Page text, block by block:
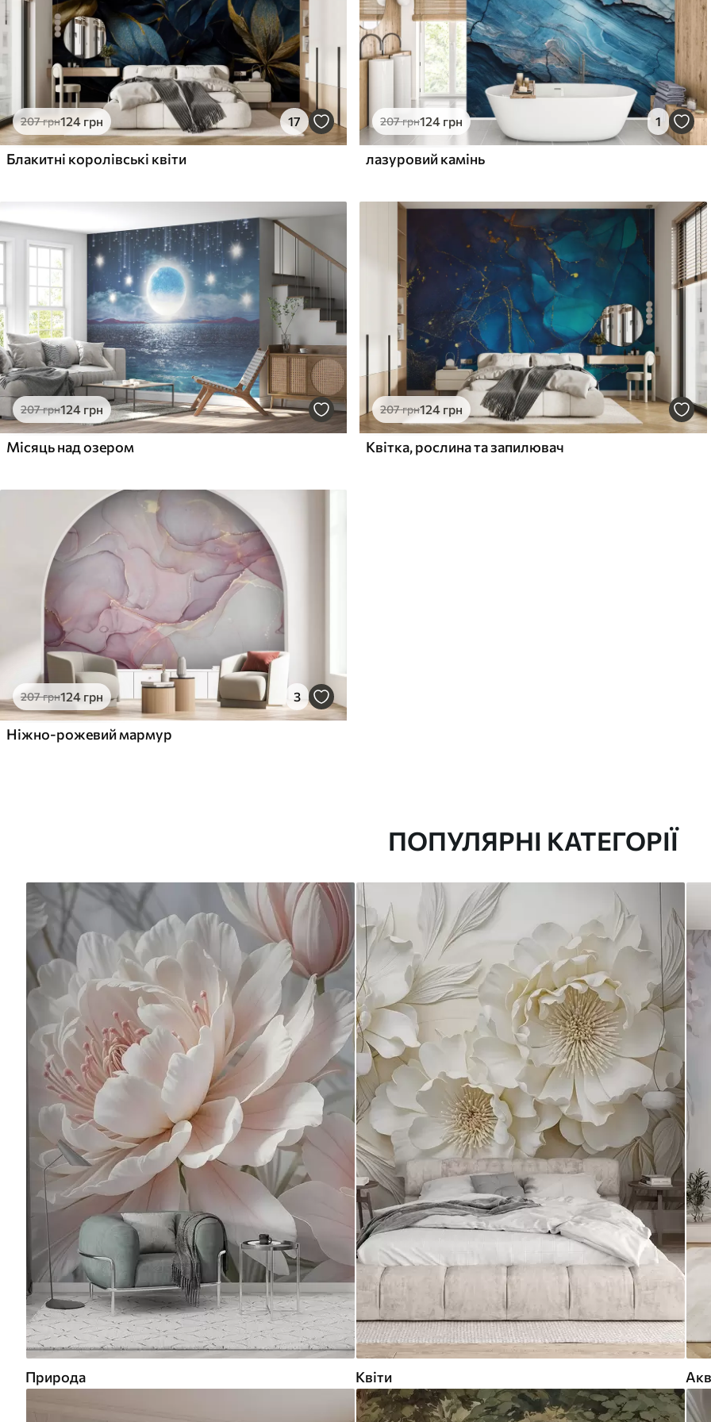
207грн124грн 17
Блакитні королівські квіти
207грн124 грн 1
лазуровий камінь
207грн124грн
Місяць над озером
207грн124 грн
Квітка, рослина та запилювач
207грн124 грн 3
Ніжно-рожевий мармур
ПОПУЛЯРНІ КАТЕГОРІЇ
Природа Квіти